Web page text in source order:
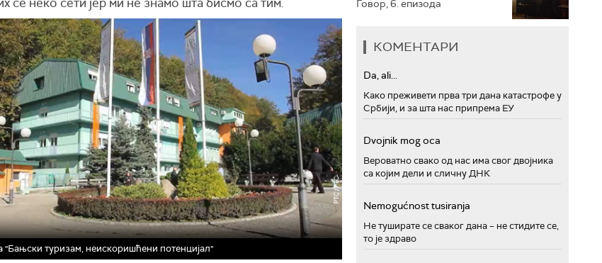
"Бањски туризам, неискоришћени потенцијал"
Говор, 6. епизода
КОМЕНТАРИ
Da, ali...
Како преживети прва три дана катастрофе у
Србији, и за шта нас припрема ЕУ
Dvojnik mog oca
Вероватно свако од нас има свог двојника
са којим дели и сличну ДНК
Nemogućnost tusiranja
Не туширате се сваког дана – не стидите се,
то је здраво